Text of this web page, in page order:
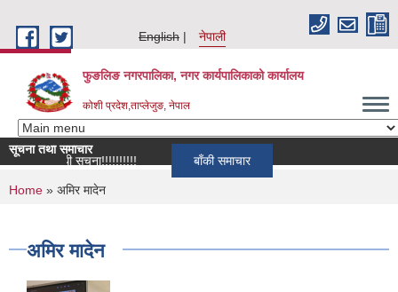
English
नेपाली
फुङलिङ नगरपालिका, नगर कार्यपालिकाको कार्यालय
कोशी प्रदेश,ताप्लेजुङ, नेपाल
सूचना तथा समाचार
सम्बन्धी सूचना!!!!!!!!!!
बाँकी समाचार
You are here
Home » अमिर मादेन
अमिर मादेन